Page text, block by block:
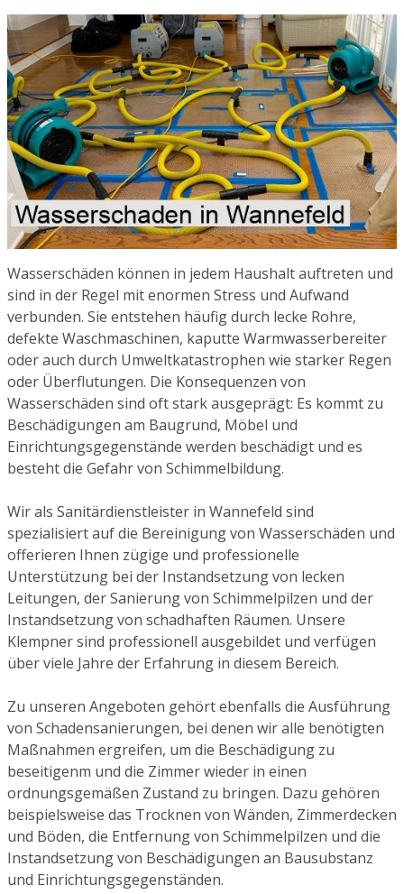
Wasserschäden können in jedem Haushalt auftreten und
sind in der Regel mit enormen Stress und Aufwand
verbunden. Sie entstehen häufig durch lecke Rohre,
defekte Waschmaschinen, kaputte Warmwasserbereiter
oder auch durch Umweltkatastrophen wie starker Regen
oder Überflutungen. Die Konsequenzen von
Wasserschäden sind oft stark ausgeprägt: Es kommt zu
Beschädigungen am Baugrund, Möbel und
Einrichtungsgegenstände werden beschädigt und es
besteht die Gefahr von Schimmelbildung.
Wir als Sanitärdienstleister in Wannefeld sind
spezialisiert auf die Bereinigung von Wasserschäden und
offerieren Ihnen zügige und professionelle
Unterstützung bei der Instandsetzung von lecken
Leitungen, der Sanierung von Schimmelpilzen und der
Instandsetzung von schadhaften Räumen. Unsere
Klempner sind professionell ausgebildet und verfügen
über viele Jahre der Erfahrung in diesem Bereich.
Zu unseren Angeboten gehört ebenfalls die Ausführung
von Schadensanierungen, bei denen wir alle benötigten
Maßnahmen ergreifen, um die Beschädigung zu
beseitigenm und die Zimmer wieder in einen
ordnungsgemäßen Zustand zu bringen. Dazu gehören
beispielsweise das Trocknen von Wänden, Zimmerdecken
und Böden, die Entfernung von Schimmelpilzen und die
Instandsetzung von Beschädigungen an Bausubstanz
und Einrichtungsgegenständen.